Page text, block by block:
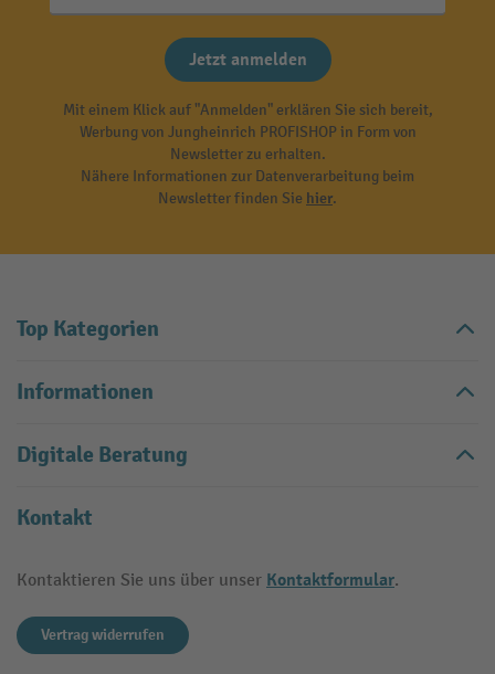
Jetzt anmelden
Mit einem Klick auf "Anmelden" erklären Sie sich bereit,
Werbung von Jungheinrich PROFISHOP in Form von
Newsletter zu erhalten.
Nähere Informationen zur Datenverarbeitung beim
Newsletter finden Sie hier.
Top Kategorien
Informationen
Digitale Beratung
Kontakt
Kontaktieren Sie uns über unser Kontaktformular.
Vertrag widerrufen